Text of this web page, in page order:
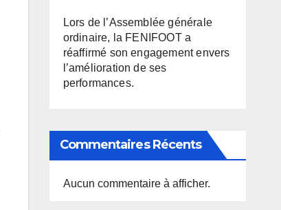
Lors de l’Assemblée générale
ordinaire, la FENIFOOT a
réaffirmé son engagement envers
l’amélioration de ses
performances.
Commentaires Récents
Aucun commentaire à afficher.